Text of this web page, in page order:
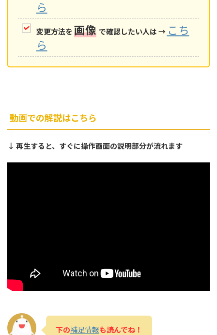
ら
変更方法を画像 で確認したい人は → こち
ら
動画での解説はこちら
↓ 再生すると、すぐに操作画面の説明部分が流れます
下の補足情報も読んでね！